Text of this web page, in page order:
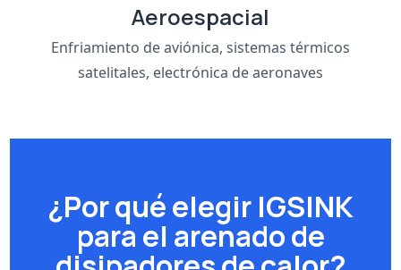
Aeroespacial
Enfriamiento de aviónica, sistemas térmicos
satelitales, electrónica de aeronaves
¿Por qué elegir IGSINK
para el arenado de